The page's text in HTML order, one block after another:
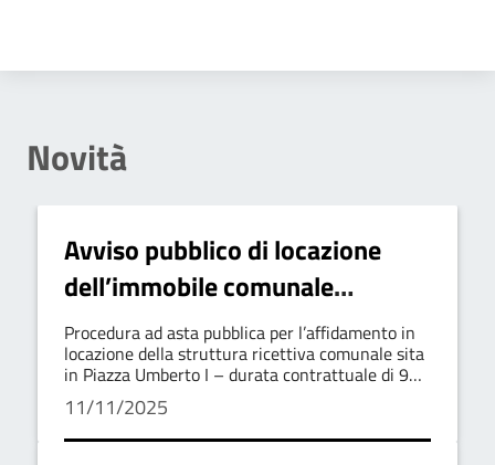
Novità
Avviso pubblico di locazione
dell’immobile comunale
“Albergo”
Procedura ad asta pubblica per l’affidamento in
locazione della struttura ricettiva comunale sita
in Piazza Umberto I – durata contrattuale di 9
anni, rinnovabile.
11/11/2025